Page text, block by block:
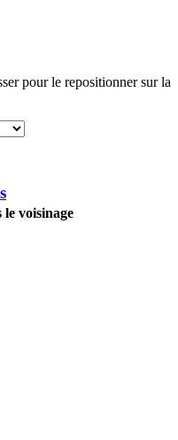
pour le repositionner sur la
voisinage